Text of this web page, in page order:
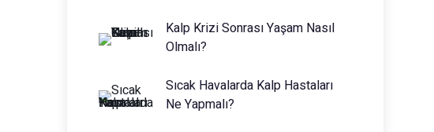
Kalp Krizi Sonrası Yaşam Nasıl
Olmalı?
Sıcak Havalarda Kalp Hastaları
Ne Yapmalı?